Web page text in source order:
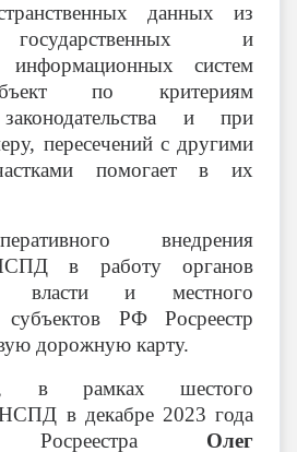
данных из
и
информационных систем
по критериям
и при
пересечений с другими
помогает в их
внедрения
в работу органов
власти и местного
субъектов РФ Росреестр
дорожную карту.
в рамках шестого
в декабре 2023 года
Росреестра Олег